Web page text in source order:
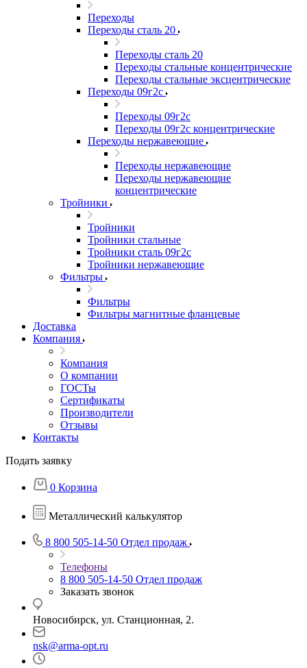
Переходы
Переходы сталь 20
Переходы сталь 20
Переходы стальные концентрические
Переходы стальные эксцентрические
Переходы 09г2с
Переходы 09г2с
Переходы 09г2с концентрические
Переходы нержавеющие
Переходы нержавеющие
Переходы нержавеющие
концентрические
Тройники
Тройники
Тройники стальные
Тройники сталь 09г2с
Тройники нержавеющие
Фильтры
Фильтры
Фильтры магнитные фланцевые
Доставка
Компания
Компания
О компании
ГОСТы
Сертификаты
Производители
Отзывы
Контакты
Подать заявку
0 Корзина
Металлический калькулятор
8 800 505-14-50 Отдел продаж
Телефоны
8 800 505-14-50 Отдел продаж
Заказать звонок
Новосибирск, ул. Станционная, 2.
nsk@arma-opt.ru